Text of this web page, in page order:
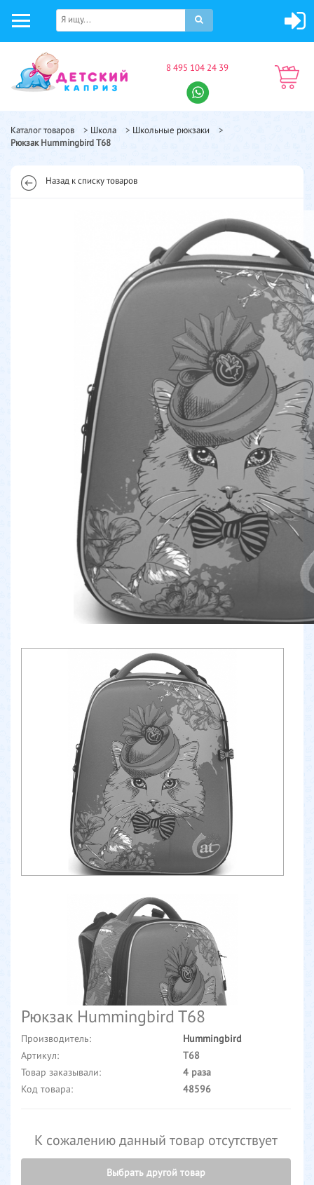
8 495 104 24 39
Каталог товаров > Школа > Школьные рюкзаки
>
Рюкзак Hummingbird T68
Назад к списку товаров
Рюкзак Hummingbird T68
Производитель:
Hummingbird
Артикул:
T68
Товар заказывали:
4 раза
Код товара:
48596
К сожалению данный товар отсутствует
Выбрать другой товар